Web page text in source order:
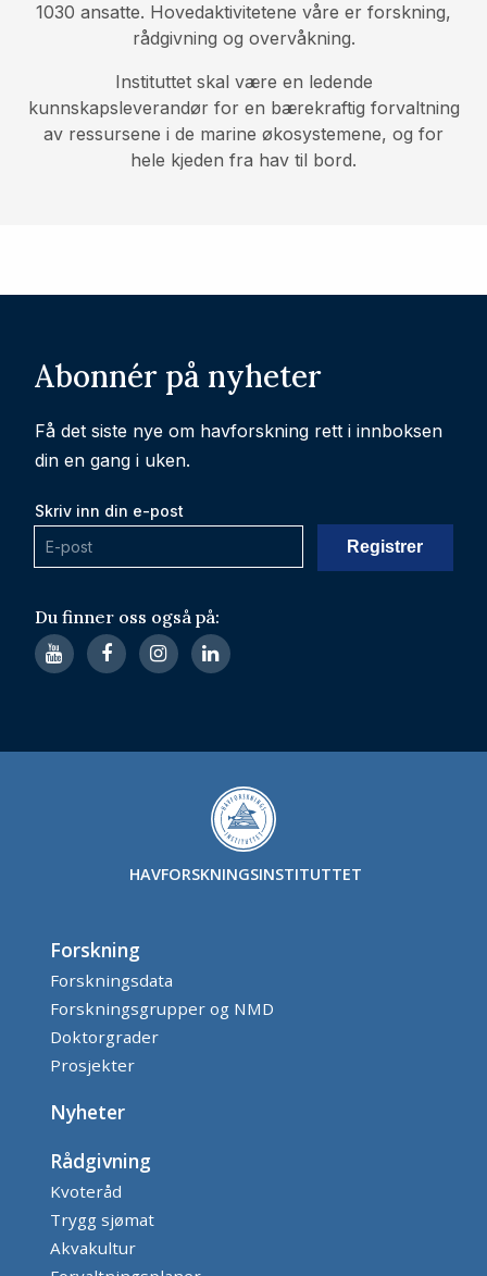
1030 ansatte. Hovedaktivitetene våre er forskning,
rådgivning og overvåkning.
Instituttet skal være en ledende
kunnskapsleverandør for en bærekraftig forvaltning
av ressursene i de marine økosystemene, og for
hele kjeden fra hav til bord.
Du finner oss også på:
Abonnér på nyheter
Få det siste nye om havforskning rett i innboksen
din en gang i uken.
Skriv inn din e-post
HAVFORSKNINGSINSTITUTTET
Forskning
Forskningsdata
Forskningsgrupper og NMD
Doktorgrader
Prosjekter
Nyheter
Rådgivning
Kvoteråd
Trygg sjømat
Akvakultur